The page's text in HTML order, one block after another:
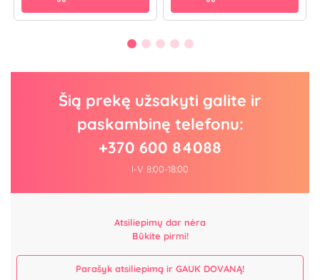
Šią prekę užsakyti galite ir
paskambinę telefonu:
+370 600 84088
I-V 8:00-18:00
Atsiliepimų dar nėra
Būkite pirmi!
Parašyk atsiliepimą ir GAUK DOVANĄ!